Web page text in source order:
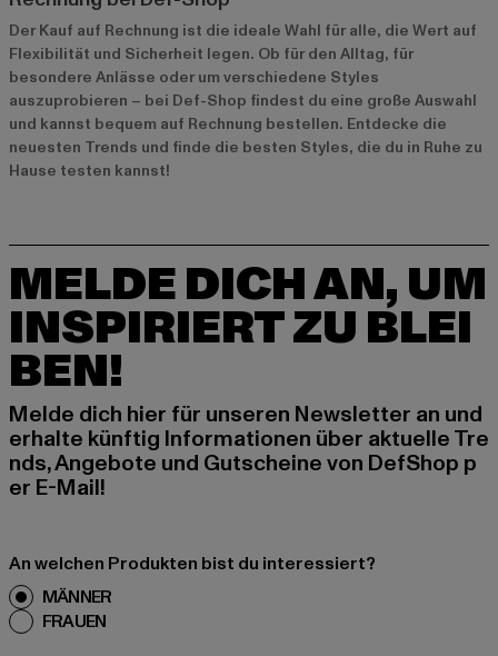
Der Kauf auf Rechnung ist die ideale Wahl für alle, die Wert auf
Flexibilität und Sicherheit legen. Ob für den Alltag, für
besondere Anlässe oder um verschiedene Styles
auszuprobieren – bei Def-Shop findest du eine große Auswahl
und kannst bequem auf Rechnung bestellen. Entdecke die
neuesten Trends und finde die besten Styles, die du in Ruhe zu
Hause testen kannst!
MELDE DICH AN, UM
INSPIRIERT ZU BLEI
BEN!
Melde dich hier für unseren Newsletter an und
erhalte künftig Informationen über aktuelle Tre
nds, Angebote und Gutscheine von DefShop p
er E-Mail!
An welchen Produkten bist du interessiert?
MÄNNER
FRAUEN